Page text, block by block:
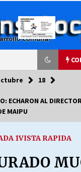
08/2026
DC POR
18
ECHARON AL
MAIPU
1VISTA RAPIDA